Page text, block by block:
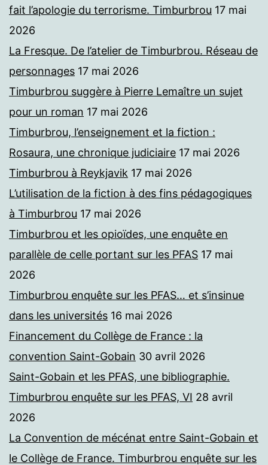
fait l’apologie du terrorisme. Timburbrou 17 mai
2026
La Fresque. De l’atelier de Timburbrou. Réseau de
personnages 17 mai 2026
Timburbrou suggère à Pierre Lemaître un sujet
pour un roman 17 mai 2026
Timburbrou, l’enseignement et la fiction :
Rosaura, une chronique judiciaire 17 mai 2026
Timburbrou à Reykjavik 17 mai 2026
L’utilisation de la fiction à des fins pédagogiques
à Timburbrou 17 mai 2026
Timburbrou et les opioïdes, une enquête en
parallèle de celle portant sur les PFAS 17 mai
2026
Timburbrou enquête sur les PFAS… et s’insinue
dans les universités 16 mai 2026
Financement du Collège de France : la
convention Saint-Gobain 30 avril 2026
Saint-Gobain et les PFAS, une bibliographie.
Timburbrou enquête sur les PFAS, VI 28 avril
2026
La Convention de mécénat entre Saint-Gobain et
le Collège de France. Timburbrou enquête sur les